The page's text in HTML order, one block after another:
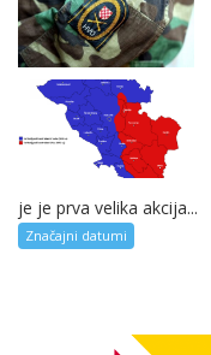
je je prva velika akcija...
Značajni datumi